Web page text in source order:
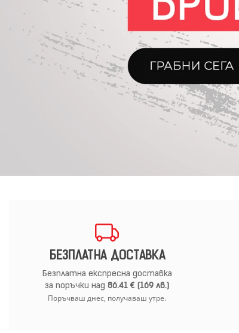
БЕЗПЛАТНА ДОСТАВКА
Безплатна експресна доставка
за поръчки над86.41 € (169 лв.)
Поръчваш днес, получаваш утре.